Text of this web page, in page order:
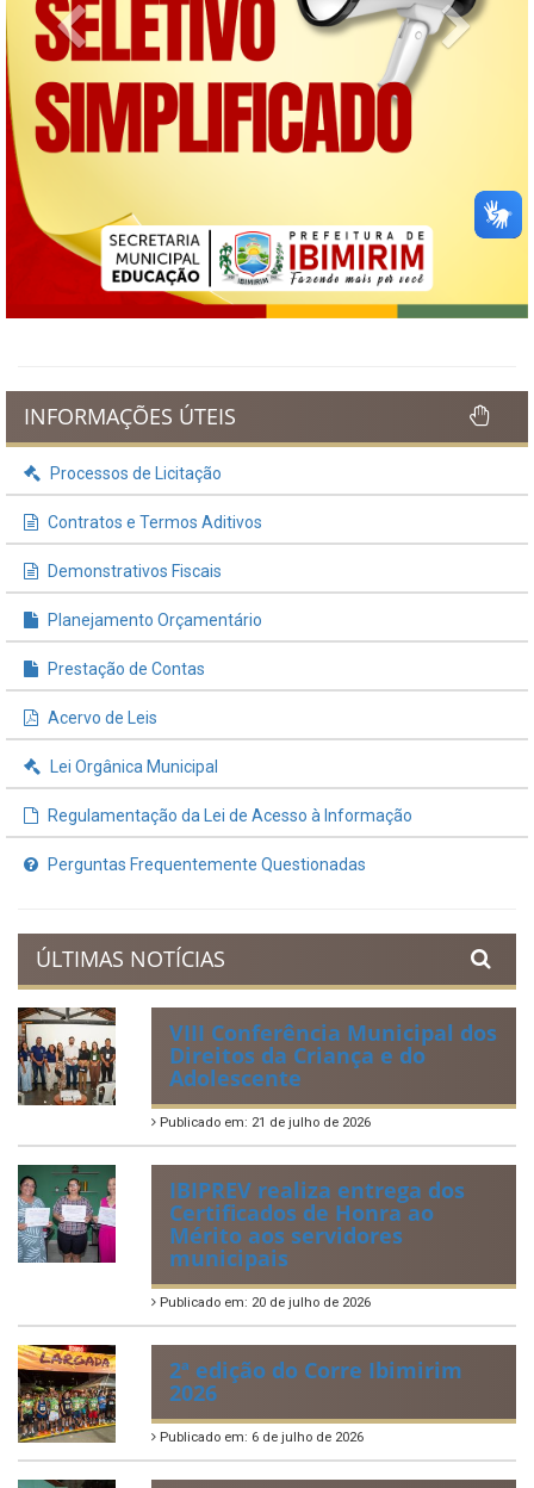
Previous Next
INFORMAÇÕES ÚTEIS
Processos de Licitação
Contratos e Termos Aditivos
Demonstrativos Fiscais
Planejamento Orçamentário
Prestação de Contas
Acervo de Leis
Lei Orgânica Municipal
Regulamentação da Lei de Acesso à Informação
Perguntas Frequentemente Questionadas
ÚLTIMAS NOTÍCIAS
VIII Conferência Municipal dos
Direitos da Criança e do
Adolescente
Publicado em: 21 de julho de 2026
IBIPREV realiza entrega dos
Certificados de Honra ao
Mérito aos servidores
municipais
Publicado em: 20 de julho de 2026
2ª edição do Corre Ibimirim
2026
Publicado em: 6 de julho de 2026